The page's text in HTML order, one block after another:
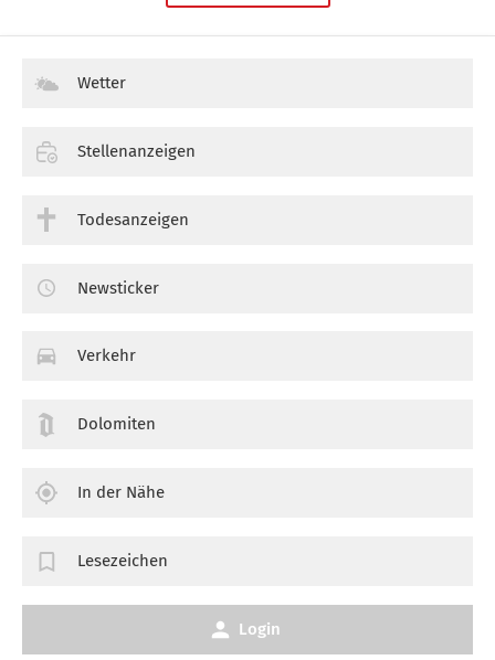
Wetter
Stellenanzeigen
Todesanzeigen
Newsticker
Verkehr
Dolomiten
In der Nähe
Lesezeichen
Login